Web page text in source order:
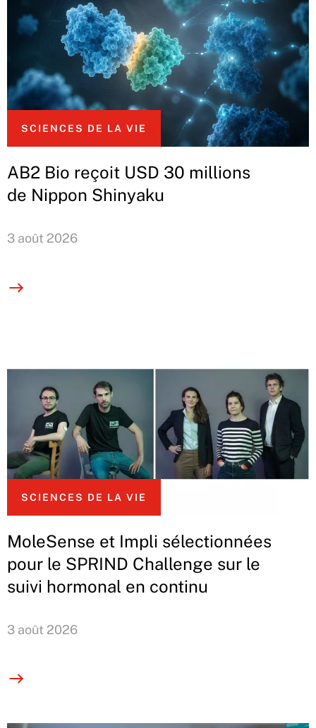
SCIENCES DE LA VIE
AB2 Bio reçoit USD 30 millions
de Nippon Shinyaku
3 août 2026
SCIENCES DE LA VIE
MoleSense et Impli sélectionnées
pour le SPRIND Challenge sur le
suivi hormonal en continu
3 août 2026